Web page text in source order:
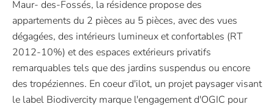
Maur- des-Fossés, la résidence propose des
appartements du 2 pièces au 5 pièces, avec des vues
dégagées, des intérieurs lumineux et confortables (RT
2012-10%) et des espaces extérieurs privatifs
remarquables tels que des jardins suspendus ou encore
des tropéziennes. En coeur d'ilot, un projet paysager visant
le label Biodivercity marque l'engagement d'OGIC pour